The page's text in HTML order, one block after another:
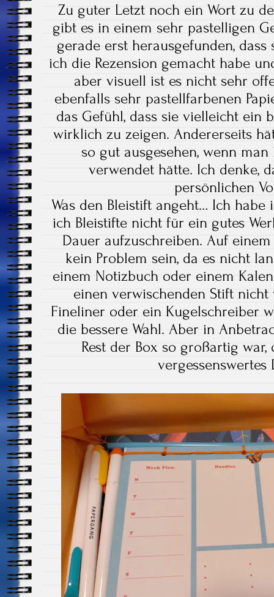
Zu guter Letzt noch ein Wort zu
gibt es in einem sehr pastelligen
gerade erst herausgefunden,
ich die Rezension gemacht habe
aber visuell ist es nicht sehr
ebenfalls sehr pastellfarbenen
das Gefühl, dass sie vielleicht ein
wirklich zu zeigen. Andererseits
so gut ausgesehen, wenn
verwendet hätte. Ich denke,
persönlichen
Was den Bleistift angeht… Ich habe
ich Bleistifte nicht für ein gutes
Dauer aufzuschreiben. Auf
kein Problem sein, da es nicht
einem Notizbuch oder einem
einen verwischenden Stift
Fineliner oder ein Kugelschreiber
die bessere Wahl. Aber in
Rest der Box so großartig war,
vergessenswertes